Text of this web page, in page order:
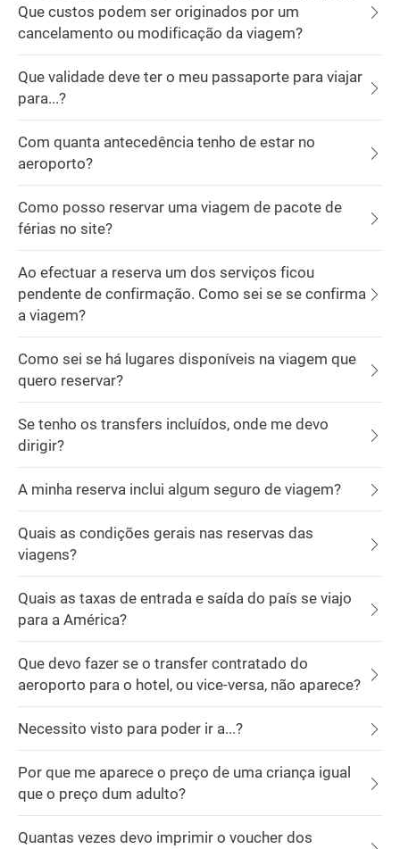
Que custos podem ser originados por um
cancelamento ou modificação da viagem?
Que validade deve ter o meu passaporte para viajar
para...?
Com quanta antecedência tenho de estar no
aeroporto?
Como posso reservar uma viagem de pacote de
férias no site?
Ao efectuar a reserva um dos serviços ficou
pendente de confirmação. Como sei se se confirma
a viagem?
Como sei se há lugares disponíveis na viagem que
quero reservar?
Se tenho os transfers incluídos, onde me devo
dirigir?
A minha reserva inclui algum seguro de viagem?
Quais as condições gerais nas reservas das
viagens?
Quais as taxas de entrada e saída do país se viajo
para a América?
Que devo fazer se o transfer contratado do
aeroporto para o hotel, ou vice-versa, não aparece?
Necessito visto para poder ir a...?
Por que me aparece o preço de uma criança igual
que o preço dum adulto?
Quantas vezes devo imprimir o voucher dos